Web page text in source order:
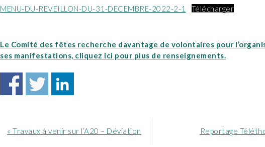
MENU-DU-REVEILLON-DU-31-DECEMBRE-2022-2-1
Télécharger
Le Comité des fêtes recherche davantage de volontaires pour
ses manifestations, cliquez ici pour plus de renseignements.
Article
« Travaux à venir sur l’A20 – Déviation
Article
Reportage